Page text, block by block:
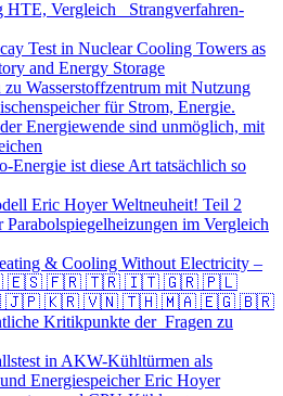
HTE, Vergleich Strangverfahren-
Test in Nuclear Cooling Towers as
and Energy Storage
Wasserstoffzentrum mit Nutzung
für Strom, Energie.
Energiewende sind unmöglich, mit
Energie ist diese Art tatsächlich so
Eric Hoyer Weltneuheit! Teil 2
im Vergleich
& Cooling Without Electricity –
🇪🇸 🇫🇷 🇹🇷 🇮🇹 🇬🇷 🇵🇱
🇯🇵 🇰🇷 🇻🇳 🇹🇭 🇲🇦 🇪🇬 🇧🇷
Kritikpunkte der Fragen zu
in AKW-Kühltürmen als
Energiespeicher Eric Hoyer